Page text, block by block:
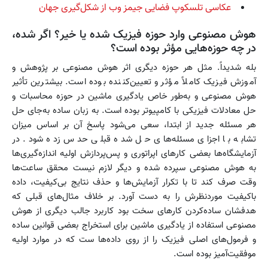
عکاسی تلسکوپ فضایی جیمز وب از شکل‌گیری جهان
هوش مصنوعی وارد حوزه فیزیک شده یا خیر؟ اگر شده،
در چه حوزه‌هایی مؤثر بوده است؟
بله شدیداً. مثل هر حوزه دیگری اثر هوش مصنوعی بر پژوهش و
آموزش فیزیک کاملاً مؤثر و تعیین‌کننده بوده است. بیشترین تأثیر
هوش مصنوعی و به‌طور خاص یادگیری ماشین در حوزه محاسبات و
حل معادلات فیزیکی با کامپیوتر بوده است. به زبان ساده به‌جای حل
هر مسئله جدید از ابتدا، سعی می‌شود پاسخ آن بر اساس میزان
تشابه با اجزای مسئله‌های حل شده قبلی حدس زده شود. در
آزمایشگاه‌ها بعضی کارهای اپراتوری و پس‌پردازش اولیه اندازه‌گیری‌ها
به هوش مصنوعی سپرده شده و دیگر لازم نیست محقق ساعت‌ها
وقت صرف کند تا با تکرار آزمایش‌ها و حذف نتایج بی‌کیفیت، داده
باکیفیت موردنظرش را به دست آورد. بر خلاف مثال‌های قبلی که
هدفشان ساده‌کردن کارهای سخت بود کاربرد جالب دیگری از هوش
مصنوعی استفاده از یادگیری ماشین برای استخراج بعضی قوانین ساده
و فرمول‌های اصلی فیزیک را از روی داده‌ها ست که در موارد اولیه
موفقیت‌آمیز بوده است.